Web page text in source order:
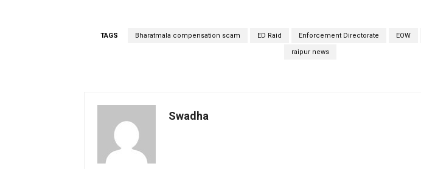
TAGS Bharatmala compensation scam ED Raid Enforcement Directorate EOW
raipur news
Swadha